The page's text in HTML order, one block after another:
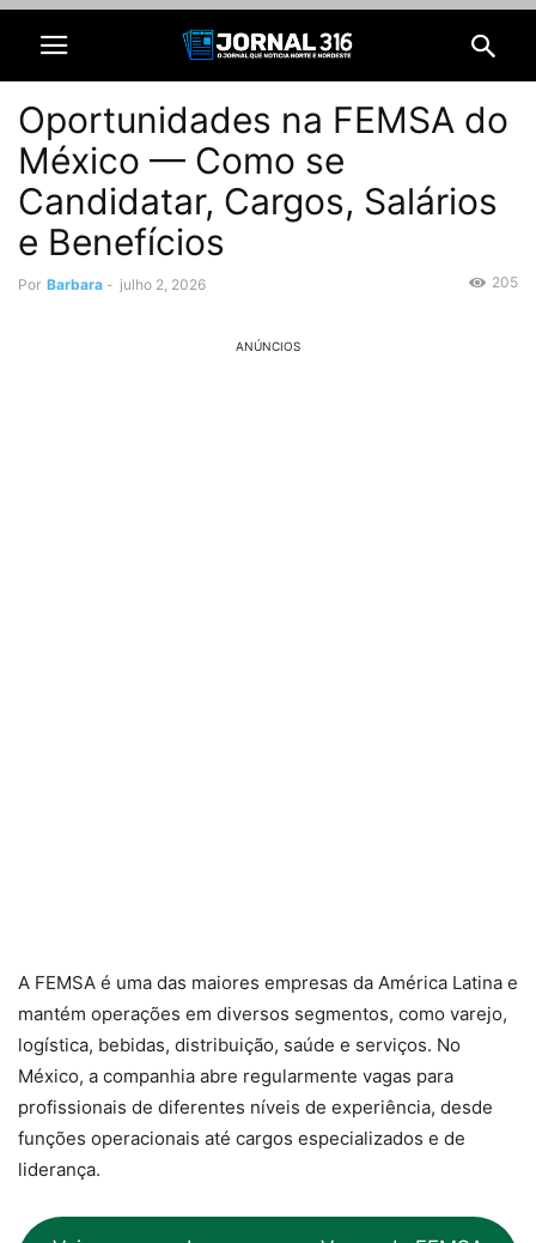
Oportunidades na FEMSA do
México — Como se
Candidatar, Cargos, Salários
e Benefícios
Por Barbara - julho 2, 2026 205
ANÚNCIOS
A FEMSA é uma das maiores empresas da América Latina e
mantém operações em diversos segmentos, como varejo,
logística, bebidas, distribuição, saúde e serviços. No
México, a companhia abre regularmente vagas para
profissionais de diferentes níveis de experiência, desde
funções operacionais até cargos especializados e de
liderança.